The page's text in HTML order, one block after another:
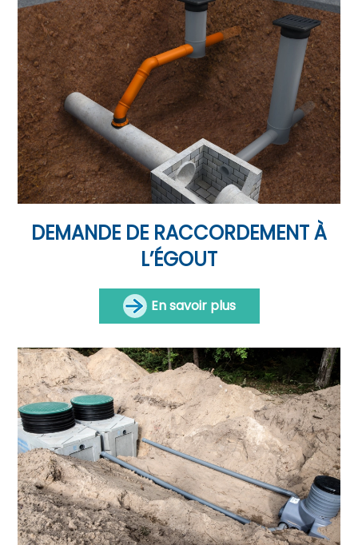
DEMANDE DE RACCORDEMENT À
L’ÉGOUT
En savoir plus